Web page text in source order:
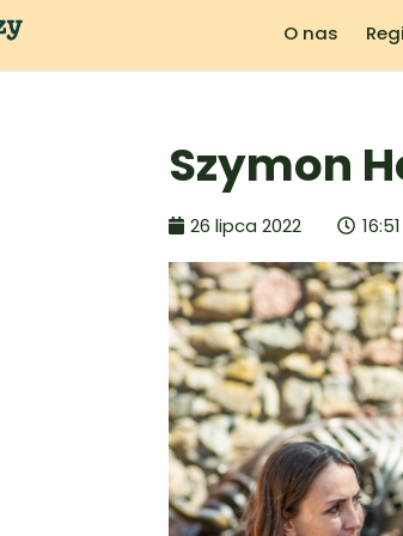
O nas
Szymon
26 lipca 2022 16:51